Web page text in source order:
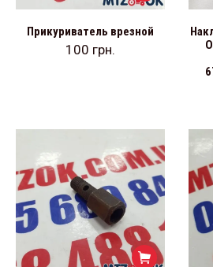
Прикуриватель врезной
100 грн.